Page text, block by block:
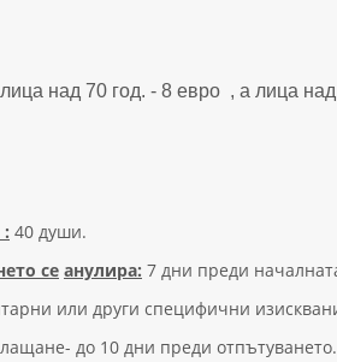
над 70 год. - 8 евро , а лица над
40 души.
се анулира: 7 дни преди
или други специфични
до 10 дни преди отпътуването.